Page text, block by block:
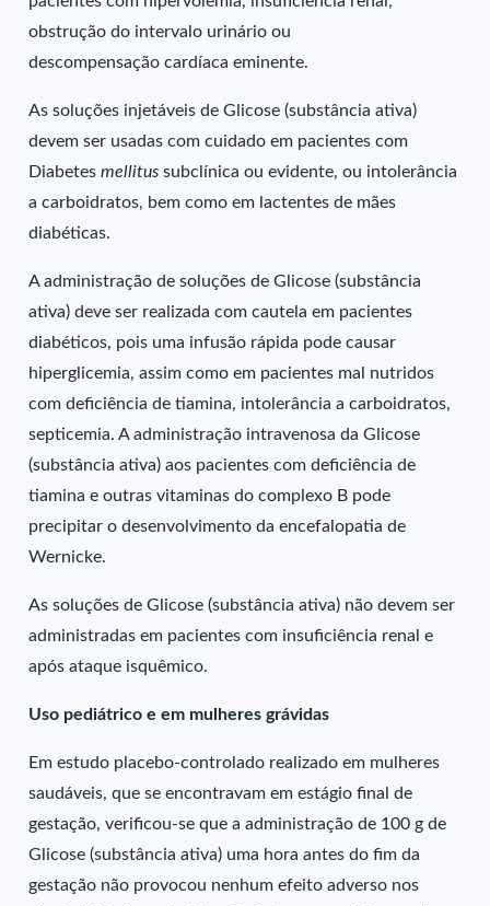
obstrução do intervalo urinário ou
descompensação cardíaca eminente.
As soluções injetáveis de Glicose (substância ativa)
devem ser usadas com cuidado em pacientes com
Diabetesmellitussubclínica ou evidente, ou intolerância
a carboidratos, bem como em lactentes de mães
diabéticas.
A administração de soluções de Glicose (substância
ativa) deve ser realizada com cautela em pacientes
diabéticos, pois uma infusão rápida pode causar
hiperglicemia, assim como em pacientes mal nutridos
com deficiência de tiamina, intolerância a carboidratos,
septicemia. A administração intravenosa da Glicose
(substância ativa) aos pacientes com deficiência de
tiamina e outras vitaminas do complexo B pode
precipitar o desenvolvimento da encefalopatia de
Wernicke.
As soluções de Glicose (substância ativa) não devem ser
administradas em pacientes com insuficiência renal e
após ataque isquêmico.
Uso pediátrico e em mulheres grávidas
Em estudo placebo-controlado realizado em mulheres
saudáveis, que se encontravam em estágio final de
gestação, verificou-se que a administração de 100 g de
Glicose (substância ativa) uma hora antes do fim da
gestação não provocou nenhum efeito adverso nos